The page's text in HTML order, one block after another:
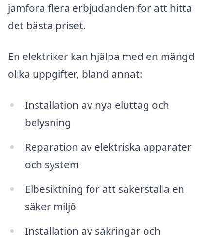
jämföra flera erbjudanden för att hitta
det bästa priset.
En elektriker kan hjälpa med en mängd
olika uppgifter, bland annat:
Installation av nya eluttag och
belysning
Reparation av elektriska apparater
och system
Elbesiktning för att säkerställa en
säker miljö
Installation av säkringar och